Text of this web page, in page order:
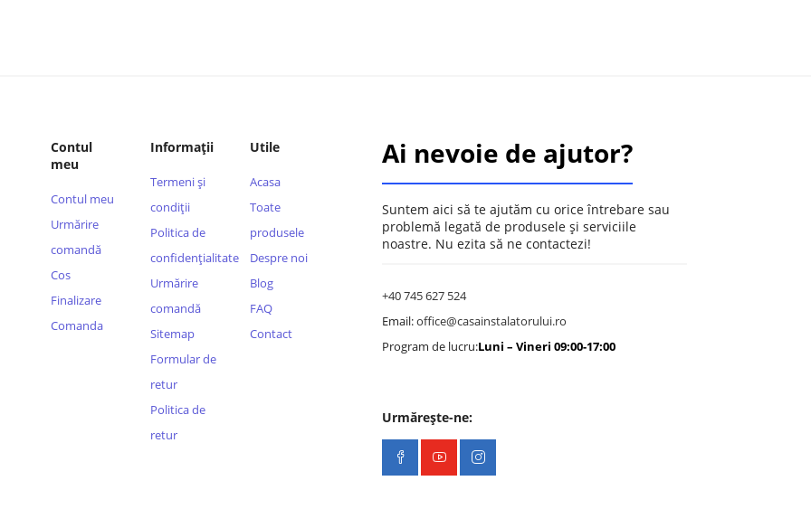
Contul
meu
Contul meu
Urmărire
comandă
Cos
Finalizare
Comanda
Informații
Termeni și
condiții
Politica de
confidențialitate
Urmărire
comandă
Sitemap
Formular de
retur
Politica de
retur
Utile
Acasa
Toate
produsele
Despre noi
Blog
FAQ
Contact
Ai nevoie de ajutor?
Suntem aici să te ajutăm cu orice întrebare sau
problemă legată de produsele și serviciile
noastre. Nu ezita să ne contactezi!
+40 745 627 524
Email:office@casainstalatorului.ro
Program de lucru:Luni – Vineri 09:00-17:00
Urmărește-ne: